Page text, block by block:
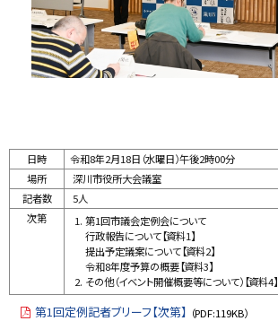
日時
令和8年2月18日（水曜日）午後2時00分
場所
深川市役所大会議室
記者数
5人
次第
第1回市議会定例会について
行政報告について【資料1】
提出予定議案について【資料2】
令和8年度予算の概要【資料3】
その他（イベント開催概要等について）【資料4】
第1回定例記者ブリーフ【次第】 （PDF:119KB）